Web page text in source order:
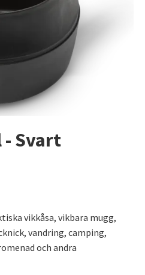
- Svart
vikkåsa, vikbara mugg,
vandring, camping,
och andra